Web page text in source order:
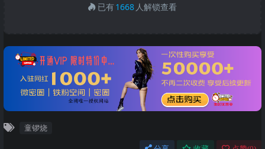
已有1668 人解锁查看
童锣烧